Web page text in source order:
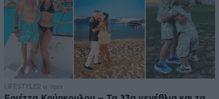
LIFESTYLE 2 ω. πριν